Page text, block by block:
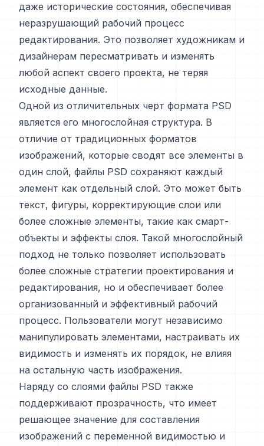
даже исторические состояния, обеспечивая
неразрушающий рабочий процесс
редактирования. Это позволяет художникам и
дизайнерам пересматривать и изменять
любой аспект своего проекта, не теряя
исходные данные.
Одной из отличительных черт формата PSD
является его многослойная структура. В
отличие от традиционных форматов
изображений, которые сводят все элементы в
один слой, файлы PSD сохраняют каждый
элемент как отдельный слой. Это может быть
текст, фигуры, корректирующие слои или
более сложные элементы, такие как смарт-
объекты и эффекты слоя. Такой многослойный
подход не только позволяет использовать
более сложные стратегии проектирования и
редактирования, но и обеспечивает более
организованный и эффективный рабочий
процесс. Пользователи могут независимо
манипулировать элементами, настраивать их
видимость и изменять их порядок, не влияя
на остальную часть изображения.
Наряду со слоями файлы PSD также
поддерживают прозрачность, что имеет
решающее значение для составления
изображений с переменной видимостью и